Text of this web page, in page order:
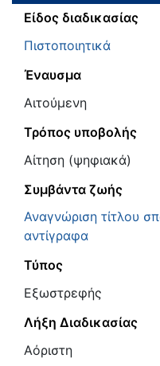
Είδος διαδικασίας
Πιστοποιητικά
Έναυσμα
Αιτούμενη
Τρόπος υποβολής
Αίτηση (ψηφιακά)
Συμβάντα ζωής
Αναγνώριση τίτλου
αντίγραφα
Τύπος
Εξωστρεφής
Λήξη Διαδικασίας
Αόριστη